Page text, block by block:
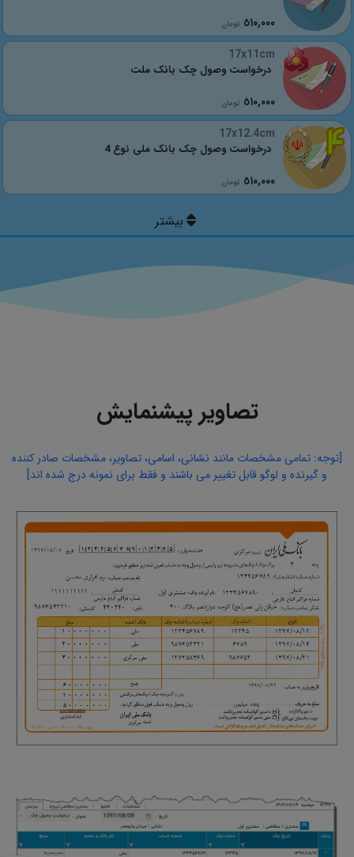
٥١٠,٠٠٠ تومان
17x11cm
٥١٠,٠٠٠ تومان
درخواست وصول چک بانک ملت
17x12.4cm
٥١٠,٠٠٠ تومان
درخواست وصول چک بانک ملی نوع 4
تصاویر پیشنمایش
[توجه: تمامی مشخصات مانند نشانی، اسامی، تصاویر، مشخصات صادر کننده
و گیرنده و لوگو قابل تغییر می باشند و فقط برای نمونه درج شده اند]